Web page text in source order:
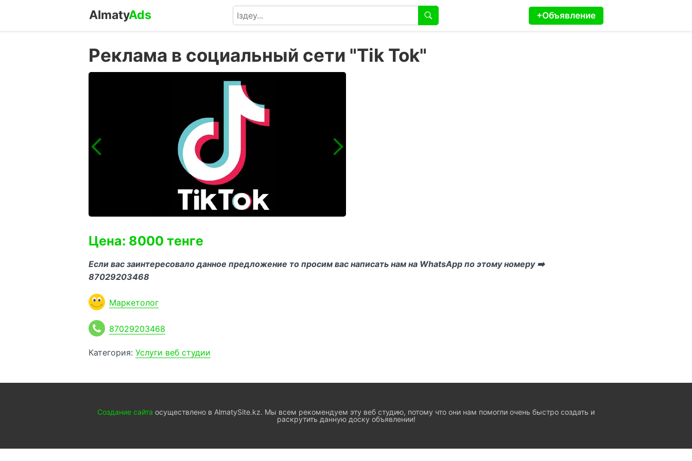
AlmatyAds +Объявление
Реклама в социальный сети "Tik Tok"
Цена: 8000 тенге
Если вас заинтересов­ало данное предложен­ие то просим вас написать нам на WhatsApp по этому номеру ➡️
87029203468
Маркетолог
87029203468
Категория: Услуги веб студии
Создание сайта осуществлено в AlmatySite.kz. Мы всем рекомендуем эту веб студию, потому что они нам помогли очень быстро создать и
раскрутить данную доску объявлении!